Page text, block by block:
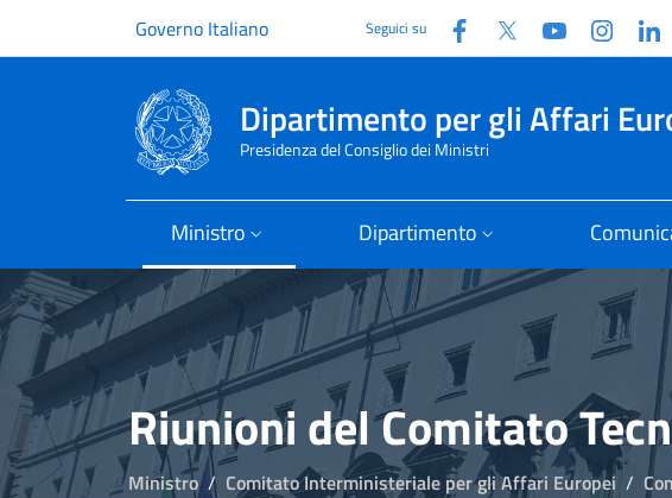
Governo Italiano Seguici su Facebook
Twitter YouTube
Dipartimento per gli Affari
Presidenza del Consiglio dei Ministri
Ministro Dipartimento
Riunioni del Comitato
Ministro Comitato Interministeriale per gli Affari Europei